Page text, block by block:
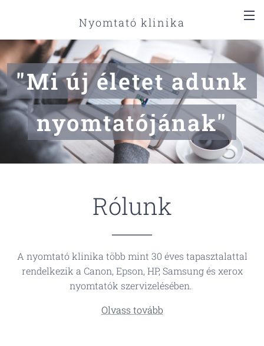
Nyomtató klinika
"Mi új életet adunk
nyomtatójának"
Rólunk
A nyomtató klinika több mint 30 éves tapasztalattal
rendelkezik a Canon, Epson, HP, Samsung és xerox
nyomtatók szervizelésében.
Olvass tovább